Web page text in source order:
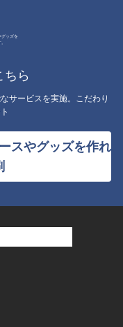
グッズを
ちら
サービスを実施。こだわり
スやグッズを作れ